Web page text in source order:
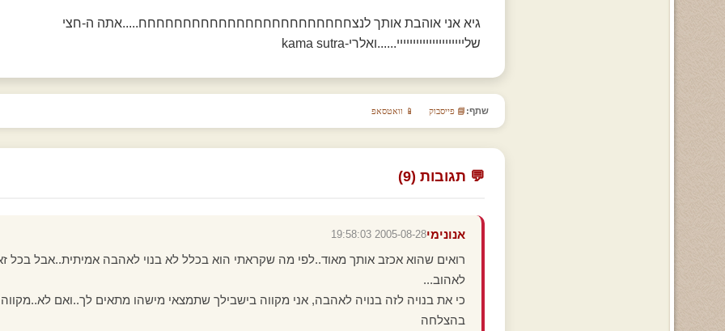
גיא אני אוהבת אותך לנצחחחחחחחחחחחחחחחחחחחחחחחח.....אתה ה-חצי
שלייייייייייייייייייייי......ואלרי-kama sutra
שתף: 📘 פייסבוק 📱 וואטסאפ
💬 תגובות (9)
אנונימי2005-08-28 19:58:03
רואים שהוא אכזב אותך מאוד..לפי מה שקראתי הוא בכלל לא בנוי לאהבה אמיתית..אבל בכל
לאהוב...
כי את בנויה לזה בנויה לאהבה, אני מקווה בישבילך שתמצאי מישהו מתאים לך..ואם
בהצלחה